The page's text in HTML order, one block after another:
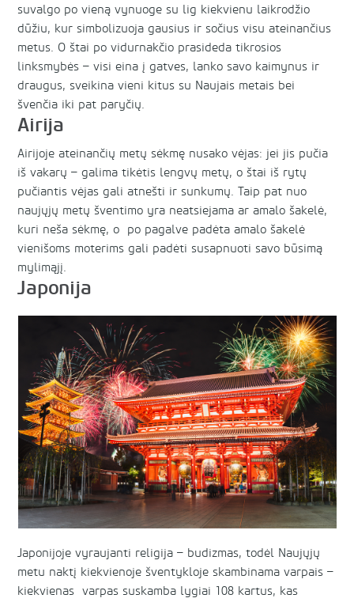
suvalgo po vieną vynuoge su lig kiekvienu laikrodžio
dūžiu, kur simbolizuoja gausius ir sočius visu ateinančius
metus. O štai po vidurnakčio prasideda tikrosios
linksmybės – visi eina į gatves, lanko savo kaimynus ir
draugus, sveikina vieni kitus su Naujais metais bei
švenčia iki pat paryčių.
Airija
Airijoje ateinančių metų sėkmę nusako vėjas: jei jis pučia
iš vakarų – galima tikėtis lengvų metų, o štai iš rytų
pučiantis vėjas gali atnešti ir sunkumų. Taip pat nuo
naujųjų metų šventimo yra neatsiejama ar amalo šakelė,
kuri neša sėkmę, o po pagalve padėta amalo šakelė
vienišoms moterims gali padėti susapnuoti savo būsimą
mylimąjį.
Japonija
Japonijoje vyraujanti religija – budizmas, todėl Naujųjų
metu naktį kiekvienoje šventykloje skambinama varpais –
kiekvienas varpas suskamba lygiai 108 kartus, kas